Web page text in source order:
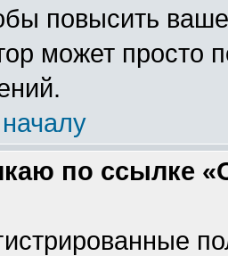
повысить
может просто
по ссылке